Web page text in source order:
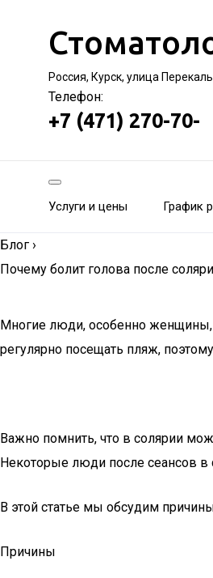
Россия, Курск, улица
Телефон:
+7 (471) 270-70-
Услуги и цены График
Блог ›
Почему болит голова после
Многие люди, особенно женщины,
регулярно посещать пляж,
Важно помнить, что в солярии
Некоторые люди после сеансов в
В этой статье мы обсудим
Причины